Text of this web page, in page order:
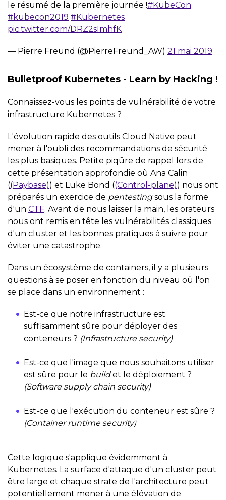
le résumé de la première journée !#KubeCon
#kubecon2019 #Kubernetes
pic.twitter.com/DRZ2sImhfK
— Pierre Freund (@PierreFreund_AW) 21 mai 2019
Bulletproof Kubernetes - Learn by Hacking !
Connaissez-vous les points de vulnérabilité de votre
infrastructure Kubernetes ?
L'évolution rapide des outils Cloud Native peut
mener à l'oubli des recommandations de sécurité
les plus basiques. Petite piqûre de rappel lors de
cette présentation approfondie où Ana Calin
((Paybase)) et Luke Bond ((Control-plane)) nous ont
préparés un exercice de pentestingsous la forme
d'un CTF. Avant de nous laisser la main, les orateurs
nous ont remis en tête les vulnérabilités classiques
d'un cluster et les bonnes pratiques à suivre pour
éviter une catastrophe.
Dans un écosystème de containers, il y a plusieurs
questions à se poser en fonction du niveau où l'on
se place dans un environnement :
Est-ce que notre infrastructure est
suffisamment sûre pour déployer des
conteneurs ? (Infrastructure security)
Est-ce que l'image que nous souhaitons utiliser
est sûre pour le buildet le déploiement ?
(Software supply chain security)
Est-ce que l'exécution du conteneur est sûre ?
(Container runtime security)
Cette logique s'applique évidemment à
Kubernetes. La surface d'attaque d'un cluster peut
être large et chaque strate de l'architecture peut
potentiellement mener à une élévation de